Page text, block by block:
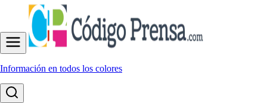
Información en todos los colores